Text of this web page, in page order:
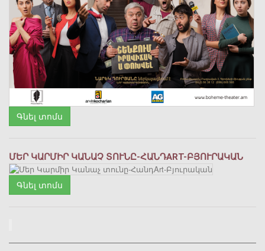
Գնել տոմս
ՄԵՐ ԿԱՐՄԻՐ ԿԱՆԱՉ ՏՈՒՆԸ-ՀԱՆԴART-ԲՅՈՒՐԱԿԱՆ
Գնել տոմս